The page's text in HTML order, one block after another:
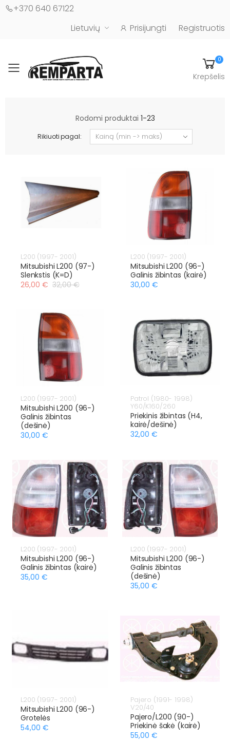
+370 640 67122
Lietuvių
Prisijungti Registruotis
Toggle mobile menu
0
Krepšelis
Rodomi produktai 1-23
Rikiuoti pagal:
L200 (1997- 2001)
Mitsubishi L200 (97-)
Slenkstis (K=D)
26,00 € 32,00 €
L200 (1997- 2001)
Mitsubishi L200 (96-)
Galinis žibintas (kairė)
30,00 €
L200 (1997- 2001)
Mitsubishi L200 (96-)
Galinis žibintas
(dešinė)
30,00 €
Patrol (1980- 1998)
Y60/K160/260
Priekinis žibintas (H4,
kairė/dešinė)
32,00 €
L200 (1997- 2001)
Mitsubishi L200 (96-)
Galinis žibintas (kairė)
35,00 €
L200 (1997- 2001)
Mitsubishi L200 (96-)
Galinis žibintas
(dešinė)
35,00 €
L200 (1997- 2001)
Mitsubishi L200 (96-)
Grotelės
54,00 €
Pajero (1991- 1998)
V20/40
Pajero/L200 (90-)
Priekinė šakė (kairė)
55,00 €